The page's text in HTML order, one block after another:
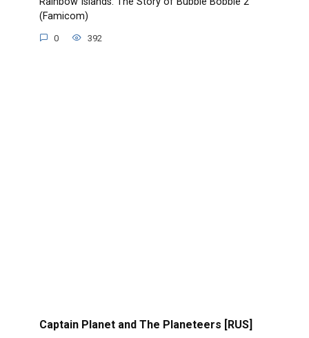
(Famicom)
0 392
Captain Planet and The Planeteers [RUS]